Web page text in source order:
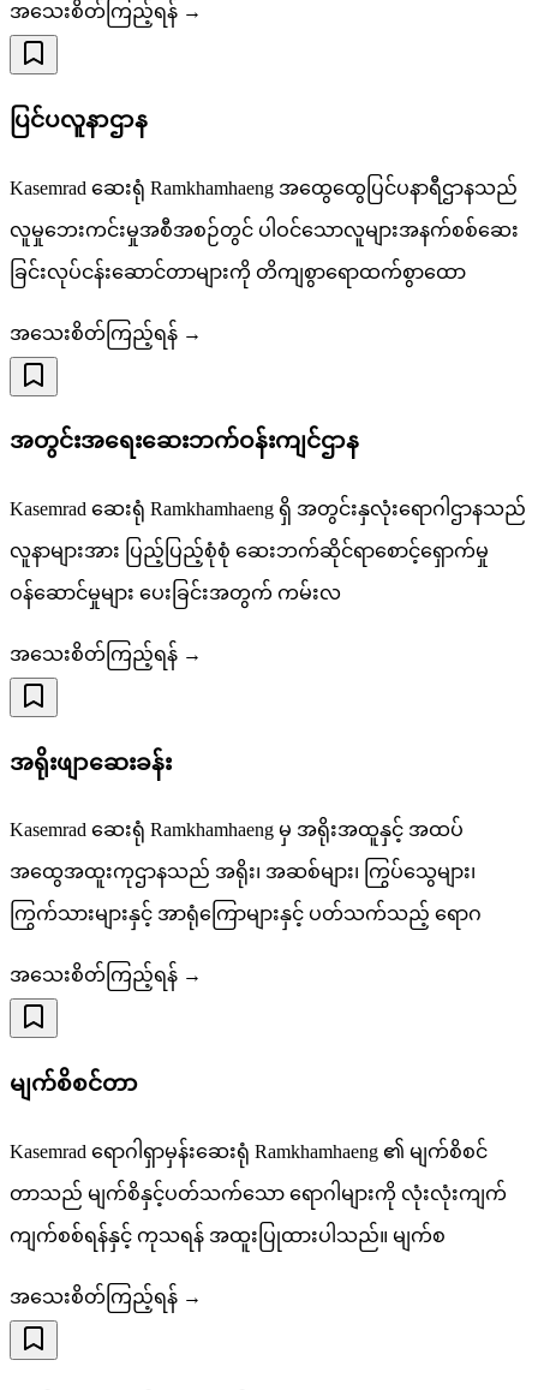
အသေးစိတ်ကြည့်ရန် →
ပြင်ပလူနာဌာန
Kasemrad ဆေးရုံ Ramkhamhaeng အထွေထွေပြင်ပနာရီဌာနသည်
လူမှုဘေးကင်းမှုအစီအစဉ်တွင် ပါဝင်သောလူများအနက်စစ်ဆေး
ခြင်းလုပ်ငန်းဆောင်တာများကို တိကျစွာရောထက်စွာထော
အသေးစိတ်ကြည့်ရန် →
အတွင်းအရေးဆေးဘက်ဝန်းကျင်ဌာန
Kasemrad ဆေးရုံ Ramkhamhaeng ရှိ အတွင်းနှလုံးရောဂါဌာနသည်
လူနာများအား ပြည့်ပြည့်စုံစုံ ဆေးဘက်ဆိုင်ရာစောင့်ရှောက်မှု
ဝန်ဆောင်မှုများ ပေးခြင်းအတွက် ကမ်းလ
အသေးစိတ်ကြည့်ရန် →
အရိုးဖျာဆေးခန်း
Kasemrad ဆေးရုံ Ramkhamhaeng မှ အရိုးအထူနှင့် အထပ်
အထွေအထူးကုဌာနသည် အရိုး၊ အဆစ်များ၊ ကြွပ်သွေများ၊
ကြွက်သားများနှင့် အာရုံကြောများနှင့် ပတ်သက်သည့် ရောဂ
အသေးစိတ်ကြည့်ရန် →
မျက်စိစင်တာ
Kasemrad ရောဂါရှာမှန်းဆေးရုံ Ramkhamhaeng ၏ မျက်စိစင်
တာသည် မျက်စိနှင့်ပတ်သက်သော ရောဂါများကို လုံးလုံးကျက်
ကျက်စစ်ရန်နှင့် ကုသရန် အထူးပြုထားပါသည်။ မျက်စ
အသေးစိတ်ကြည့်ရန် →